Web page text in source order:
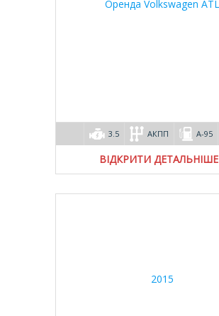
3.5 АКПП А-95
ВІДКРИТИ ДЕТАЛЬНІШЕ